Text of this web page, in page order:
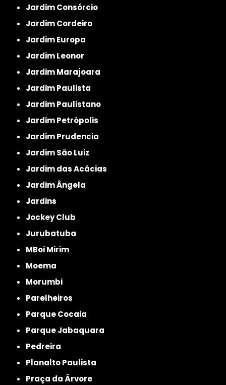
Jardim Consórcio
Jardim Cordeiro
Jardim Europa
Jardim Leonor
Jardim Marajoara
Jardim Paulista
Jardim Paulistano
Jardim Petrópolis
Jardim Prudencia
Jardim São Luiz
Jardim das Acácias
Jardim Ângela
Jardins
Jockey Club
Jurubatuba
MBoi Mirim
Moema
Morumbi
Parelheiros
Parque Cocaia
Parque Jabaquara
Pedreira
Planalto Paulista
Praça da Árvore